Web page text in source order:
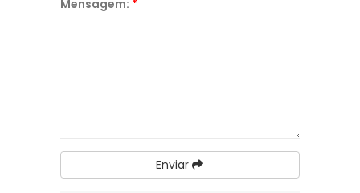
Mensagem: *
Enviar